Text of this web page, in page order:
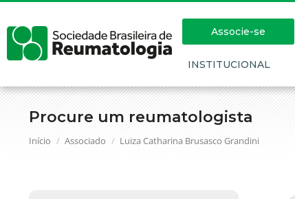
Procure um reumatologista
Você está aqui:
Início Associado Luiza Catharina Brusasco Grandini
Associe-se
INSTITUCIONAL